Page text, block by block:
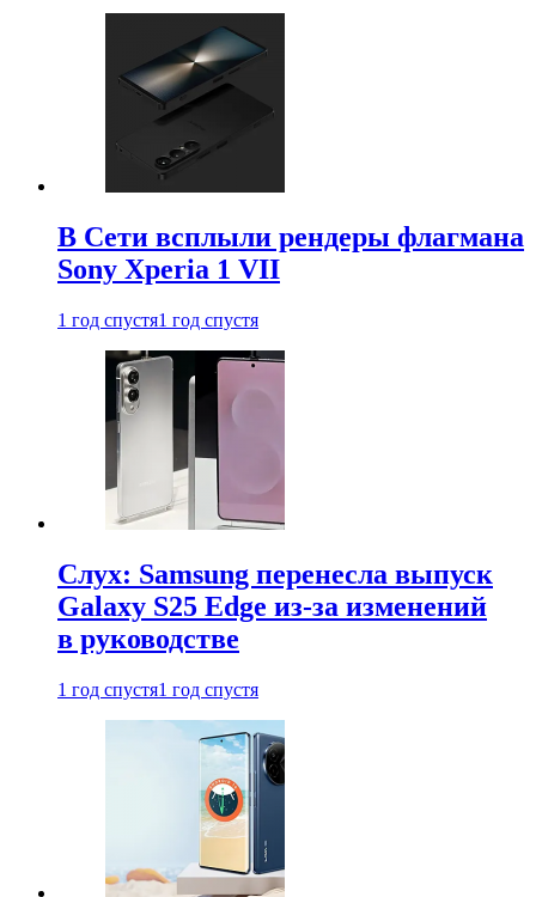
В Сети всплыли рендеры флагмана
Sony Xperia 1 VII
1 год спустя1 год спустя
Слух: Samsung перенесла выпуск
Galaxy S25 Edge из-за изменений
в руководстве
1 год спустя1 год спустя